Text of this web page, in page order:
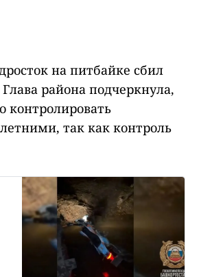
на питбайке сбил
района подчеркнула,
контролировать
так как контроль